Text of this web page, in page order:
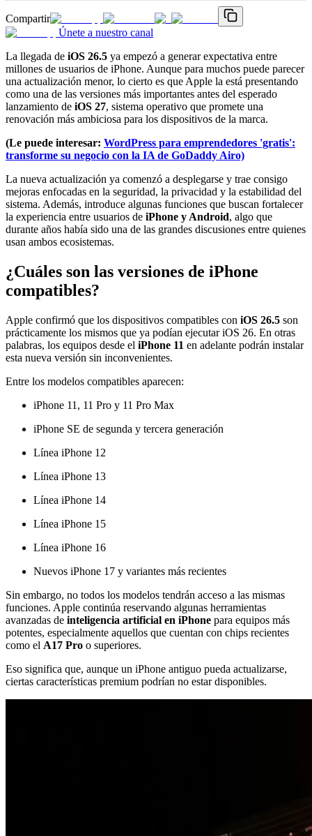
Compartir
Únete a nuestro canal
La llegada de iOS 26.5 ya empezó a generar expectativa entre
millones de usuarios de iPhone. Aunque para muchos puede parecer
una actualización menor, lo cierto es que Apple la está presentando
como una de las versiones más importantes antes del esperado
lanzamiento de iOS 27, sistema operativo que promete una
renovación más ambiciosa para los dispositivos de la marca.
(Le puede interesar: WordPress para emprendedores 'gratis':
transforme su negocio con la IA de GoDaddy Airo)
La nueva actualización ya comenzó a desplegarse y trae consigo
mejoras enfocadas en la seguridad, la privacidad y la estabilidad del
sistema. Además, introduce algunas funciones que buscan fortalecer
la experiencia entre usuarios de iPhone y Android, algo que
durante años había sido una de las grandes discusiones entre quienes
usan ambos ecosistemas.
¿Cuáles son las versiones de iPhone
compatibles?
Apple confirmó que los dispositivos compatibles con iOS 26.5 son
prácticamente los mismos que ya podían ejecutar iOS 26. En otras
palabras, los equipos desde el iPhone 11 en adelante podrán instalar
esta nueva versión sin inconvenientes.
Entre los modelos compatibles aparecen:
iPhone 11, 11 Pro y 11 Pro Max
iPhone SE de segunda y tercera generación
Línea iPhone 12
Línea iPhone 13
Línea iPhone 14
Línea iPhone 15
Línea iPhone 16
Nuevos iPhone 17 y variantes más recientes
Sin embargo, no todos los modelos tendrán acceso a las mismas
funciones. Apple continúa reservando algunas herramientas
avanzadas de inteligencia artificial en iPhone para equipos más
potentes, especialmente aquellos que cuentan con chips recientes
como el A17 Pro o superiores.
Eso significa que, aunque un iPhone antiguo pueda actualizarse,
ciertas características premium podrían no estar disponibles.